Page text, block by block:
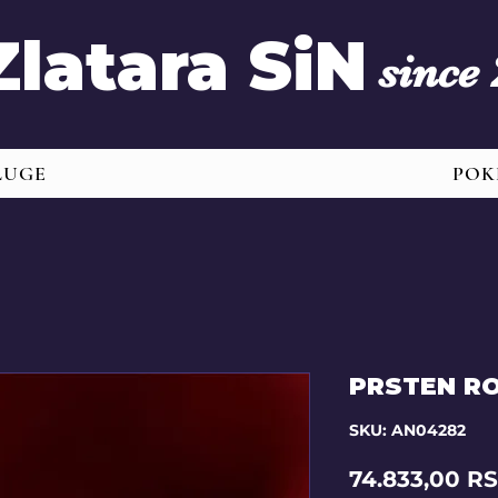
SiN since
PRSTEN
SKU: AN04282
74.833,00